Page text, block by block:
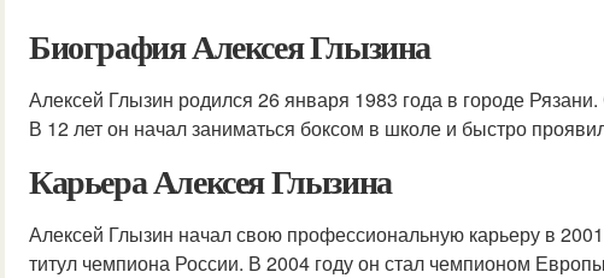
Биография Алексея Глызина
Алексей Глызин родился 26 января 1983 года в городе
В 12 лет он начал заниматься боксом в школе и быстро
Карьера Алексея Глызина
Алексей Глызин начал свою профессиональную карьеру в
титул чемпиона России. В 2004 году он стал чемпионом